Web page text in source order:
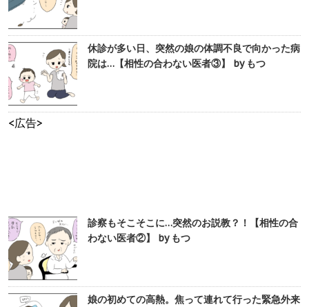
休診が多い日、突然の娘の体調不良で向かった病
院は…【相性の合わない医者③】 by もつ
<広告>
診察もそこそこに…突然のお説教？！【相性の合
わない医者②】 by もつ
娘の初めての高熱。焦って連れて行った緊急外来